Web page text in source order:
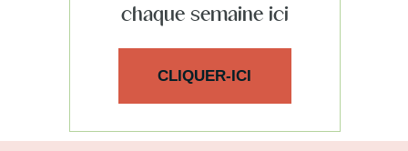
chaque semaine ici
CLIQUER-ICI